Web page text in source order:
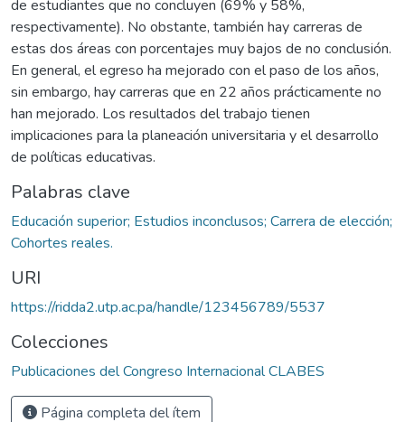
de estudiantes que no concluyen (69% y 58%,
respectivamente). No obstante, también hay carreras de
estas dos áreas con porcentajes muy bajos de no conclusión.
En general, el egreso ha mejorado con el paso de los años,
sin embargo, hay carreras que en 22 años prácticamente no
han mejorado. Los resultados del trabajo tienen
implicaciones para la planeación universitaria y el desarrollo
de políticas educativas.
Palabras clave
Educación superior; Estudios inconclusos; Carrera de elección;
Cohortes reales.
URI
https://ridda2.utp.ac.pa/handle/123456789/5537
Colecciones
Publicaciones del Congreso Internacional CLABES
Página completa del ítem